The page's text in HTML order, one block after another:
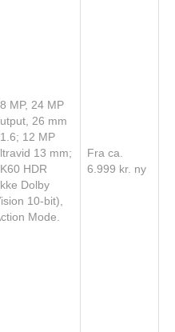
MP, 24 MP
26 mm
12 MP
13 mm;
HDR
Dolby
10-bit),
Mode.
Fra ca.
6.999 kr. ny